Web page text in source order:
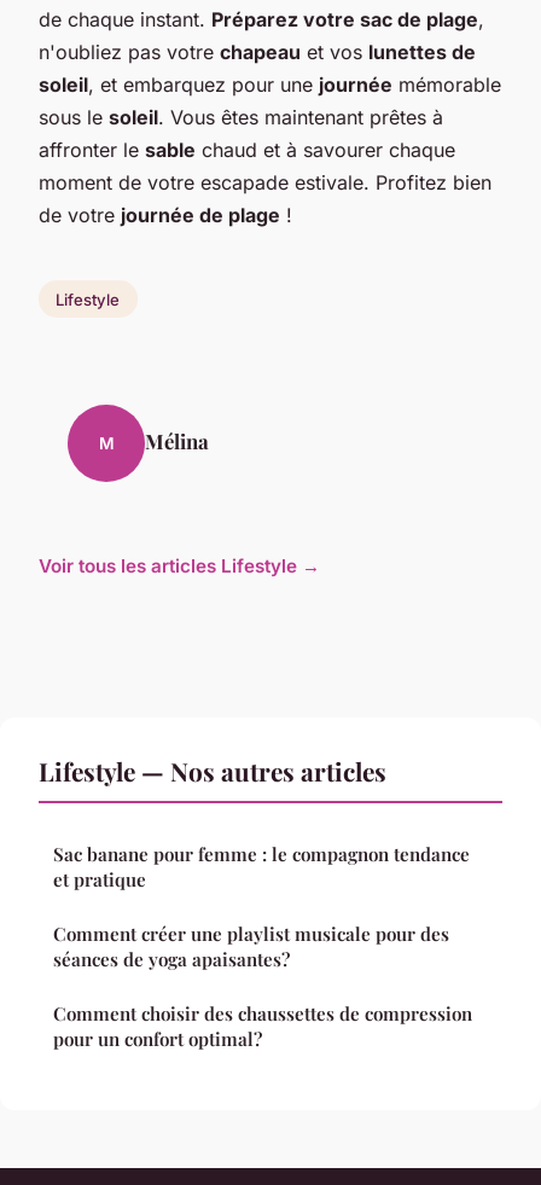
de chaque instant. Préparez votre sac de plage,
n'oubliez pas votre chapeau et vos lunettes de
soleil, et embarquez pour une journée mémorable
sous le soleil. Vous êtes maintenant prêtes à
affronter le sable chaud et à savourer chaque
moment de votre escapade estivale. Profitez bien
de votre journée de plage !
Lifestyle
M Mélina
Voir tous les articles Lifestyle →
Lifestyle — Nos autres articles
Sac banane pour femme : le compagnon tendance
et pratique
Comment créer une playlist musicale pour des
séances de yoga apaisantes?
Comment choisir des chaussettes de compression
pour un confort optimal?